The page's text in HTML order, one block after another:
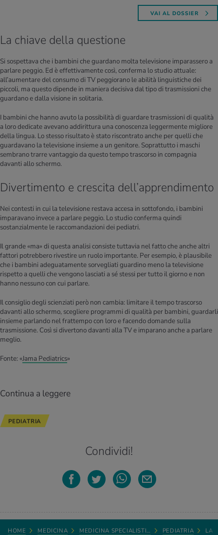
VAI AL DOSSIER
La chiave della questione
Si sospettava che i bambini che guardano molta televisione imparassero a
parlare peggio. Ed è effettivamente così, conferma lo studio attuale:
all’aumentare del consumo di TV peggiorano le abilità linguistiche dei
piccoli, ma questo dipende in maniera decisiva dal tipo di trasmissioni che
guardano e dalla visione in solitaria.
I bambini che hanno avuto la possibilità di guardare trasmissioni di qualità
a loro dedicate avevano addirittura una conoscenza leggermente migliore
della lingua. Lo stesso risultato è stato riscontrato anche per quelli che
guardavano la televisione insieme a un genitore. Soprattutto i maschi
sembrano trarre vantaggio da questo tempo trascorso in compagnia
davanti allo schermo.
Divertimento e crescita dell’apprendimento
Nei contesti in cui la televisione restava accesa in sottofondo, i bambini
imparavano invece a parlare peggio. Lo studio conferma quindi
sostanzialmente le raccomandazioni dei pediatri.
Il grande «ma» di questa analisi consiste tuttavia nel fatto che anche altri
fattori potrebbero rivestire un ruolo importante. Per esempio, è plausibile
che i bambini adeguatamente sorvegliati guardino meno la televisione
rispetto a quelli che vengono lasciati a sé stessi per tutto il giorno e non
hanno nessuno con cui parlare.
Il consiglio degli scienziati però non cambia: limitare il tempo trascorso
davanti allo schermo, scegliere programmi di qualità per bambini, guardarli
insieme parlando nel frattempo con loro e facendo domande sulla
trasmissione. Così si divertono davanti alla TV e imparano anche a parlare
meglio.
Fonte: «Jama Pediatrics»
Continua a leggere
PEDIATRIA
Condividi!
HOME MEDICINA MEDICINA SPECIALISTI… PEDIATRIA LA